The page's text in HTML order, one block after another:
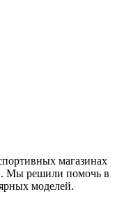
магазинах
Мы решили помочь в
моделей.